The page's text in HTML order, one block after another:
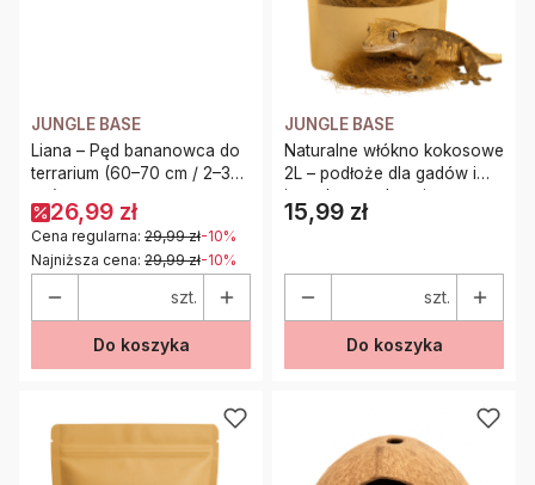
JUNGLE BASE
Liana – Pęd bananowca do
terrarium (60–70 cm / 2–3
cm)
26,99 zł
Cena regularna: 29,99 zł-10%
Najniższa cena: 29,99 zł-10%
szt.
Do koszyka
JUNGLE BASE
Naturalne włókno kokosowe
2L – podłoże dla gadów i
innych małych zwierząt
Cena
15,99 zł
szt.
Do koszyka